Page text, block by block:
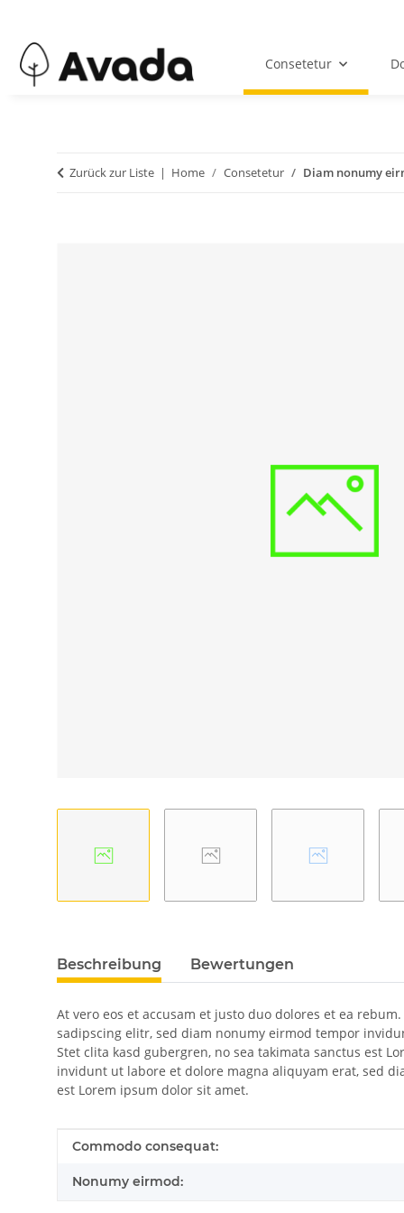
Consetetur
Zurück zur Liste Home Consetetur Diam nonumy
Beschreibung Bewertungen
At vero eos et accusam et justo duo dolores et ea
sadipscing elitr, sed diam nonumy eirmod tempor
Stet clita kasd gubergren, no sea takimata sanctus est
invidunt ut labore et dolore magna aliquyam erat, sed
est Lorem ipsum dolor sit amet.
Produkteigenschaft
Wert
Commodo consequat:
Nonumy eirmod: